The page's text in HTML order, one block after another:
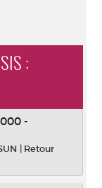
:
-
| Retour